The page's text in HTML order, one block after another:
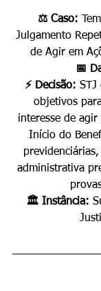
⚖️ Caso:
Julgamento
de Agir em
📅
⚡ Decisão: STJ
objetivos
interesse de
Início do
administrativa
🏛️ Instância: